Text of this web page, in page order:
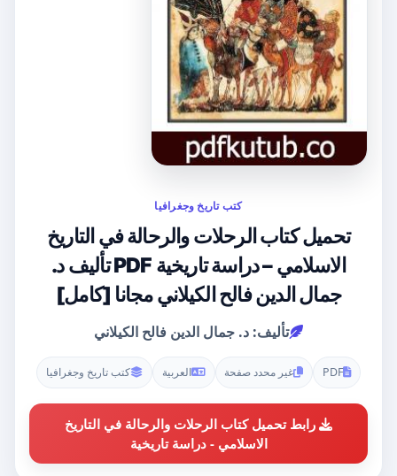
كتب تاريخ وجغرافيا
تحميل كتاب الرحلات والرحالة في التاريخ
الاسلامي – دراسة تاريخية PDF تأليف د.
جمال الدين فالح الكيلاني مجانا [كامل]
تأليف: د. جمال الدين فالح الكيلاني
PDF غير محدد صفحة العربية كتب تاريخ وجغرافيا
رابط تحميل كتاب الرحلات والرحالة في التاريخ
الاسلامي - دراسة تاريخية